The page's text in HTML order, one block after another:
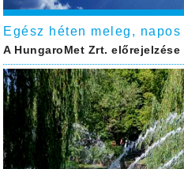
Egész héten meleg,
A HungaroMet Zrt. előrejelzése